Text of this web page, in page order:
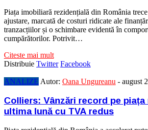
Piața imobiliară rezidențială din România
ajustare, marcată de costuri ridicate ale
tranzacțiilor și o schimbare evidentă în
cumpărătorilor. Potrivit…
Citeste mai mult
Distribuie Twitter Facebook
ANALIZE Autor: Oana Ungureanu - august
Colliers: Vânzări record pe piața
ultima lună cu TVA redus